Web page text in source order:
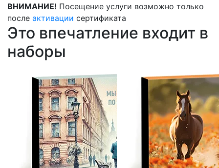
ВНИМАНИЕ! Посещение услуги возможно только
после активации сертификата
Это впечатление входит в
наборы